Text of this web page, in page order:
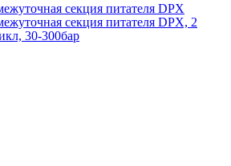
секция питателя DPX
секция питателя DPX, 2
30-300бар